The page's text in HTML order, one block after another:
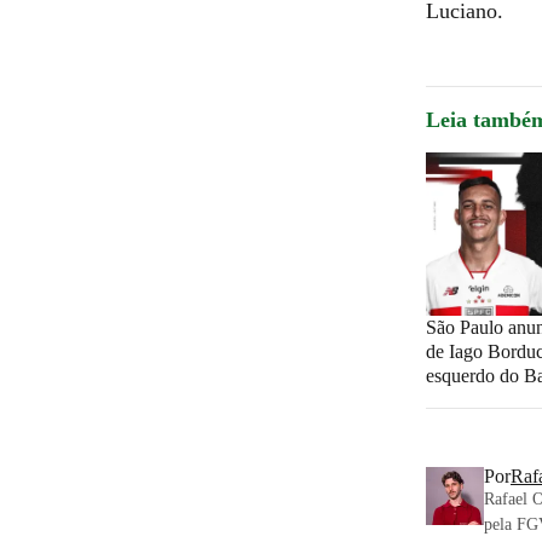
Luciano.
Leia
São Paulo
de Iago
esquerdo do
Por
Rafael
pela